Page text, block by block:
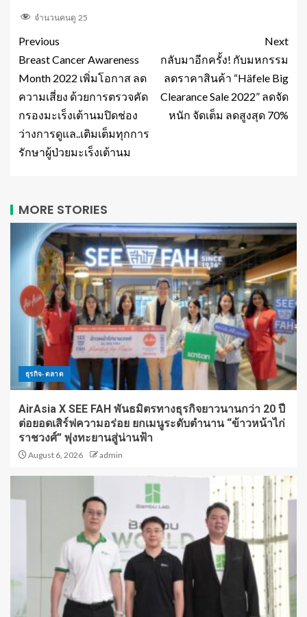
จำนวนคนดู 25
Previous
Breast Cancer Awareness
Month 2022 เพิ่มโอกาส ลด
ความเสี่ยง ด้วยการตรวจคัด
กรองมะเร็งเต้านมปิดช่อง
ว่างการดูแล..เติมเต็มทุกการ
รักษาผู้ป่วยมะเร็งเต้านม
Next
กลับมาอีกครั้ง! กับมหกรรม
ลดราคาสินค้า “Häfele Big
Clearance Sale 2022” ลดจัด
หนัก จัดเต็ม ลดสูงสุด 70%
MORE STORIES
ธุรกิจ-ตลาด
AirAsia X SEE FAH พันธมิตรทางธุรกิจยาวนานกว่า 20 ปี
ต่อยอดเสิร์ฟความอร่อย ยกเมนูระดับตำนาน “ข้าวหน้าไก่
ราชวงศ์” พุ่งทะยานสู่น่านฟ้า
August 6, 2026 admin